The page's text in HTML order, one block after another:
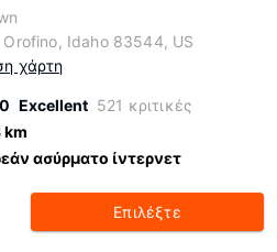
Orofino, Idaho 83544, US
χάρτη
Excellent 521 κριτικές
km
ασύρματο ίντερνετ
Επιλέξτε